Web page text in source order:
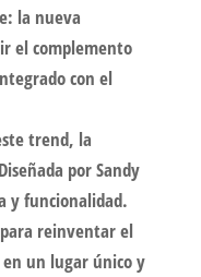
la nueva
el complemento
con el
trend, la
por Sandy
y funcionalidad.
reinventar el
un lugar único y